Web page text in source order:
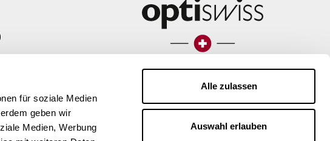
für soziale Medien
geben wir
Medien, Werbung
Alle zulassen
Auswahl erlauben